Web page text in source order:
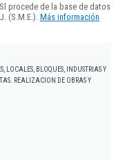
procede de la base de datos
(S.M.E.). Más información
LOCALES, BLOQUES, INDUSTRIAS Y
REALIZACION DE OBRAS Y